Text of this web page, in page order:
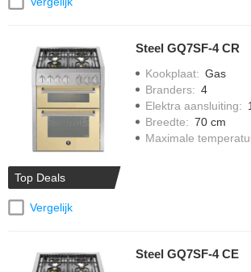
Top Deals
Vergelijk
Steel GQ7SF-4 CR
Kookplaat: Gas
Branders: 4
Elektra aansluiting:
Breedte: 70 cm
Maximale
Steel GQ7SF-4 CE